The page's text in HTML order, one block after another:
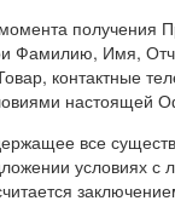
Фамилию, Имя,
контактные
настоящей
все
условиях